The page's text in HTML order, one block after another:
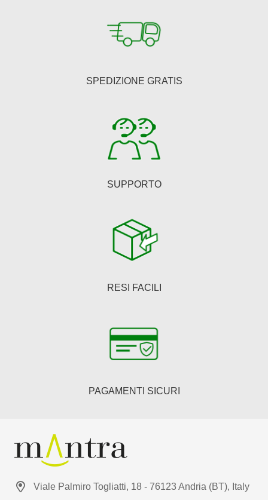
SPEDIZIONE GRATIS
SUPPORTO
RESI FACILI
PAGAMENTI SICURI
Viale Palmiro Togliatti, 18 - 76123 Andria (BT), Italy